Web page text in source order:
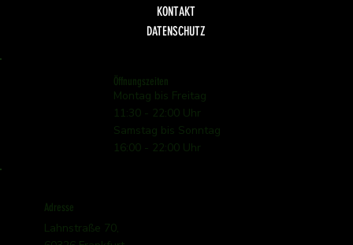
KONTAKT
DATENSCHUTZ
Öffnungszeiten
Montag bis Freitag
11:30 - 22:00 Uhr
Samstag bis Sonntag
16:00 - 22:00 Uhr
Adresse
Lahnstraße 70,